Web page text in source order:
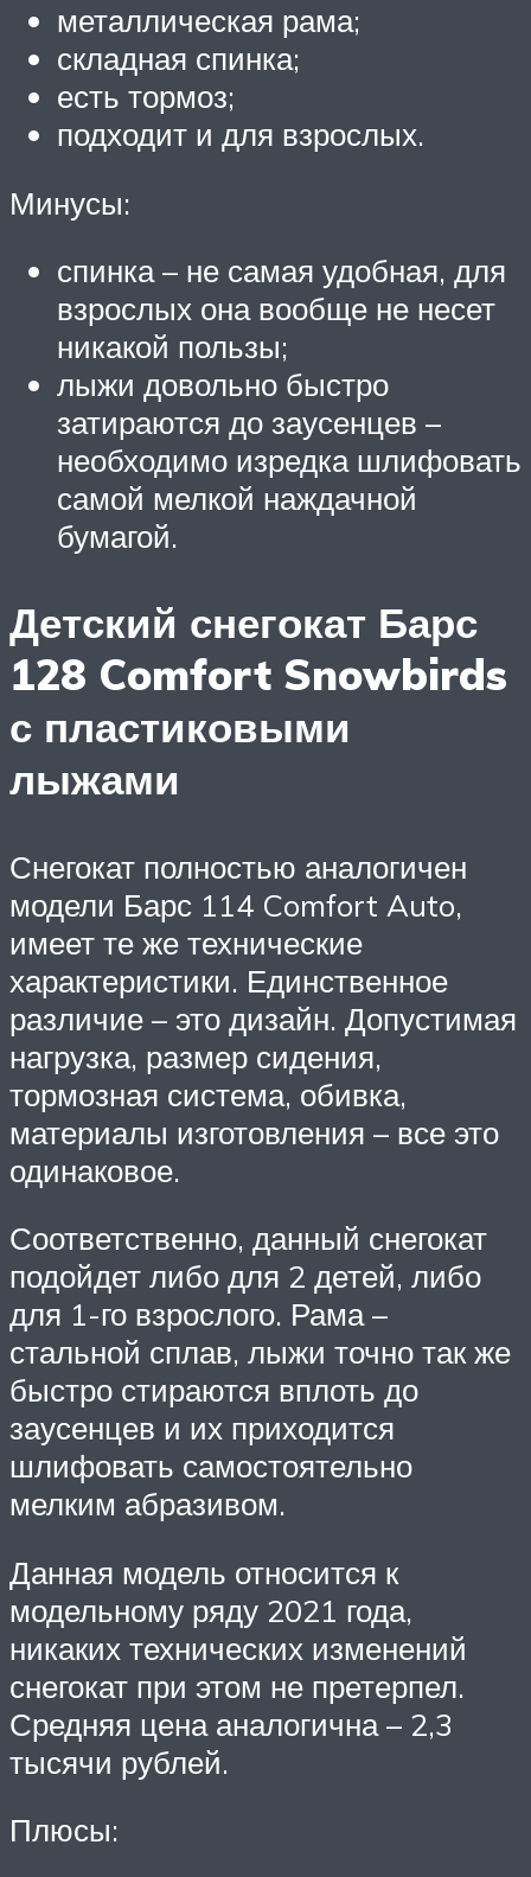
металлическая рама;
складная спинка;
есть тормоз;
подходит и для взрослых.
Минусы:
спинка – не самая удобная, для
взрослых она вообще не несет
никакой пользы;
лыжи довольно быстро
затираются до заусенцев –
необходимо изредка шлифовать
самой мелкой наждачной
бумагой.
Детский снегокат Барс
128 Comfort Snowbirds
с пластиковыми
лыжами
Снегокат полностью аналогичен
модели Барс 114 Comfort Auto,
имеет те же технические
характеристики. Единственное
различие – это дизайн. Допустимая
нагрузка, размер сидения,
тормозная система, обивка,
материалы изготовления – все это
одинаковое.
Соответственно, данный снегокат
подойдет либо для 2 детей, либо
для 1-го взрослого. Рама –
стальной сплав, лыжи точно так же
быстро стираются вплоть до
заусенцев и их приходится
шлифовать самостоятельно
мелким абразивом.
Данная модель относится к
модельному ряду 2021 года,
никаких технических изменений
снегокат при этом не претерпел.
Средняя цена аналогична – 2,3
тысячи рублей.
Плюсы: